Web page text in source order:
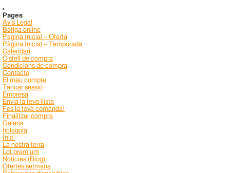
Pages
Avís Legal
Botiga online
Pagina Inicial – Oferta
Pàgina Inicial – Temporada
Calendari
Cistell de compra
Condicions de compra
Contacte
El meu compte
Tancar sessió
Empresa
Envia la teva llista
Fes la teva comanda!
Finalitzar compra
Galeria
holagola
Inici
La nostra terra
Lot premium
Notícies (Blog)
Ofertes setmana